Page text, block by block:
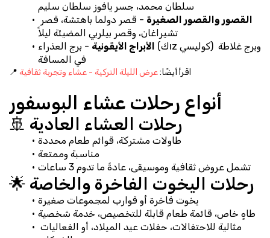
سلطان محمد، جسر يافوز سلطان سليم
القصور والقصور الصغيرة
تشيراغان، وقصر بيلربي المضيئة ليلاً
الأبراج الأيقونية - برج العذراء (كız كوليسي) وبرج غلاطة
في المسافة
📍 اقرأ أيضًا: عرض الليلة التركية - عشاء وتجربة ثقافية
أنواع رحلات عشاء البوسفور
🚢 رحلات العشاء العادية
طاولات مشتركة، قوائم طعام محددة
مناسبة وممتعة
تشمل عروض ثقافية وموسيقى، عادةً ما تدوم 3 ساعات
🌟 رحلات اليخوت الفاخرة والخاصة
يخوت فاخرة أو قوارب لمجموعات صغيرة
طاهٍ خاص، قائمة طعام قابلة للتخصيص، خدمة شخصية